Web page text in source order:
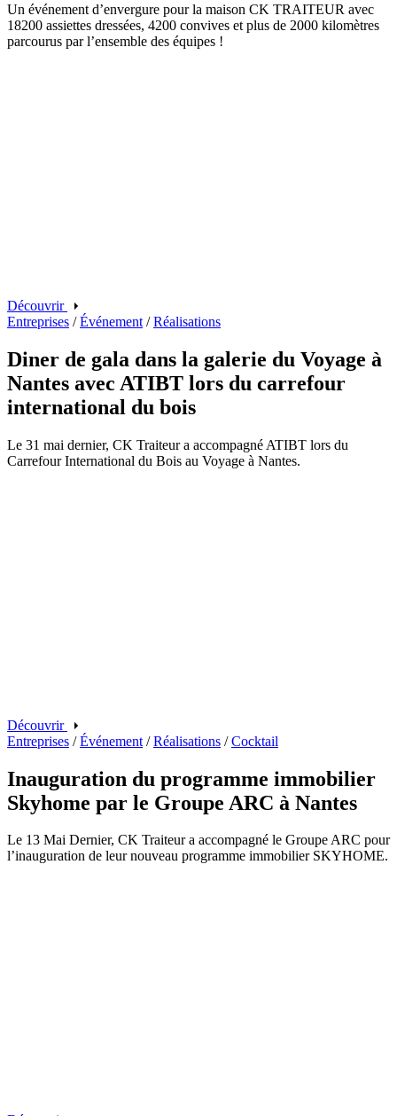
Un événement d’envergure pour la maison CK TRAITEUR avec
18200 assiettes dressées, 4200 convives et plus de 2000 kilomètres
parcourus par l’ensemble des équipes !
Découvrir
Entreprises /Événement /Réalisations
Diner de gala dans la galerie du Voyage à
Nantes avec ATIBT lors du carrefour
international du bois
Le 31 mai dernier, CK Traiteur a accompagné ATIBT lors du
Carrefour International du Bois au Voyage à Nantes.
Découvrir
Entreprises /Événement /Réalisations /Cocktail
Inauguration du programme immobilier
Skyhome par le Groupe ARC à Nantes
Le 13 Mai Dernier, CK Traiteur a accompagné le Groupe ARC pour
l’inauguration de leur nouveau programme immobilier SKYHOME.